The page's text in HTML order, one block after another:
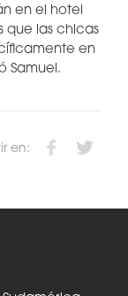
en el hotel
que las chicas
en
Samuel.
en: